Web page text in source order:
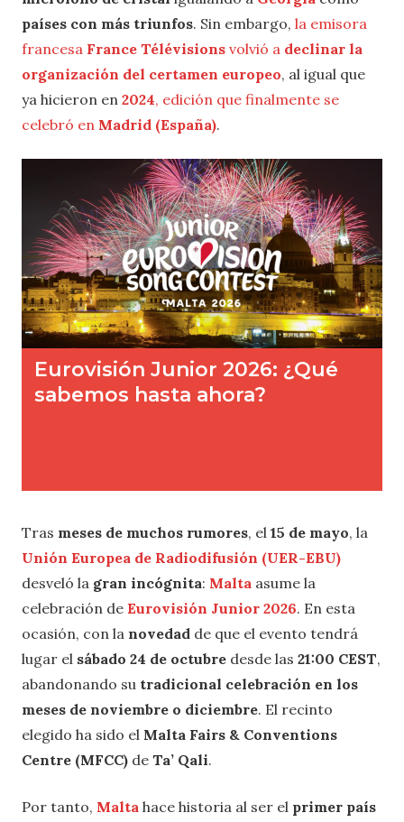
países con más triunfos. Sin embargo, la emisora
francesa France Télévisions volvió a declinar la
organización del certamen europeo, al igual que
ya hicieron en 2024, edición que finalmente se
celebró en Madrid (España).
Tras meses de muchos rumores, el 15 de mayo, la
Unión Europea de Radiodifusión (UER-EBU)
desveló la gran incógnita: Malta asume la
celebración de Eurovisión Junior 2026. En esta
ocasión, con la novedad de que el evento tendrá
lugar el sábado 24 de octubre desde las 21:00 CEST,
abandonando su tradicional celebración en los
meses de noviembre o diciembre. El recinto
elegido ha sido el Malta Fairs & Conventions
Centre (MFCC) de Ta’ Qali.
Por tanto, Malta hace historia al ser el primer país